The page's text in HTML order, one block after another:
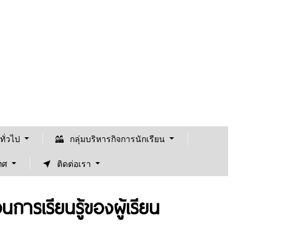
วไป กลุ่มบริหารกิจการนักเรียน
ศ ติดต่อเรา
ารเรียนรู้ของผู้เรียน